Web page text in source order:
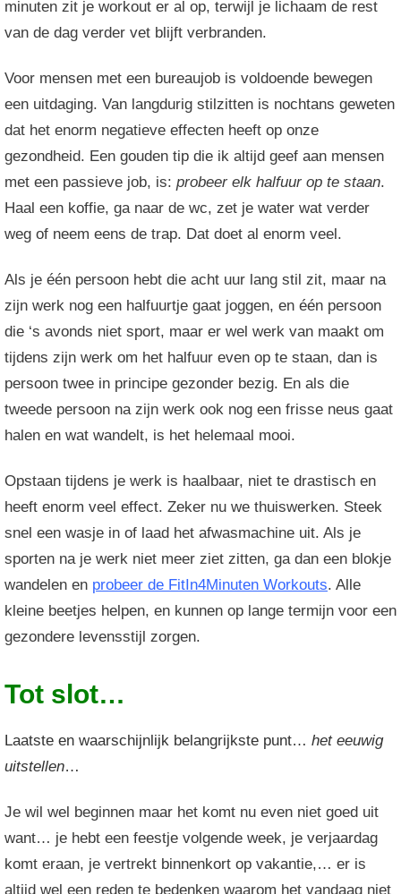
minuten zit je workout er al op, terwijl je lichaam de rest
van de dag verder vet blijft verbranden.
Voor mensen met een bureaujob is voldoende bewegen
een uitdaging. Van langdurig stilzitten is nochtans geweten
dat het enorm negatieve effecten heeft op onze
gezondheid. Een gouden tip die ik altijd geef aan mensen
met een passieve job, is: probeer elk halfuur op te staan.
Haal een koffie, ga naar de wc, zet je water wat verder
weg of neem eens de trap. Dat doet al enorm veel.
Als je één persoon hebt die acht uur lang stil zit, maar na
zijn werk nog een halfuurtje gaat joggen, en één persoon
die ‘s avonds niet sport, maar er wel werk van maakt om
tijdens zijn werk om het halfuur even op te staan, dan is
persoon twee in principe gezonder bezig. En als die
tweede persoon na zijn werk ook nog een frisse neus gaat
halen en wat wandelt, is het helemaal mooi.
Opstaan tijdens je werk is haalbaar, niet te drastisch en
heeft enorm veel effect. Zeker nu we thuiswerken. Steek
snel een wasje in of laad het afwasmachine uit. Als je
sporten na je werk niet meer ziet zitten, ga dan een blokje
wandelen en probeer de FitIn4Minuten Workouts. Alle
kleine beetjes helpen, en kunnen op lange termijn voor een
gezondere levensstijl zorgen.
Tot slot…
Laatste en waarschijnlijk belangrijkste punt… het eeuwig
uitstellen…
Je wil wel beginnen maar het komt nu even niet goed uit
want… je hebt een feestje volgende week, je verjaardag
komt eraan, je vertrekt binnenkort op vakantie,… er is
altijd wel een reden te bedenken waarom het vandaag niet